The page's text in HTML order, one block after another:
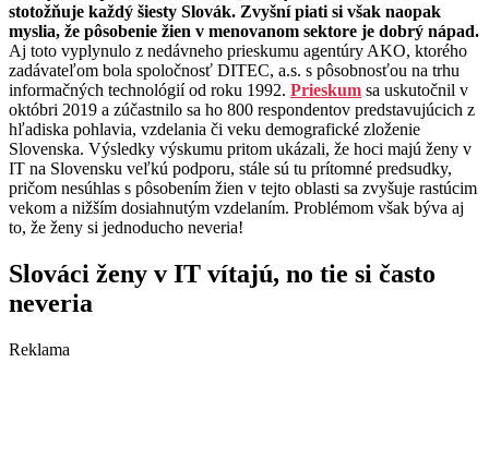
stotožňuje každý šiesty Slovák. Zvyšní piati si však naopak
myslia, že pôsobenie žien v menovanom sektore je dobrý nápad.
Aj toto vyplynulo z nedávneho prieskumu agentúry AKO, ktorého
zadávateľom bola spoločnosť DITEC, a.s. s pôsobnosťou na trhu
informačných technológií od roku 1992. Prieskum sa uskutočnil v
októbri 2019 a zúčastnilo sa ho 800 respondentov predstavujúcich z
hľadiska pohlavia, vzdelania či veku demografické zloženie
Slovenska. Výsledky výskumu pritom ukázali, že hoci majú ženy v
IT na Slovensku veľkú podporu, stále sú tu prítomné predsudky,
pričom nesúhlas s pôsobením žien v tejto oblasti sa zvyšuje rastúcim
vekom a nižším dosiahnutým vzdelaním. Problémom však býva aj
to, že ženy si jednoducho neveria!
Slováci ženy v IT vítajú, no tie si často
neveria
Reklama